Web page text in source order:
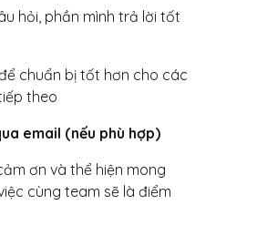
hỏi, phần mình trả lời tốt
chuẩn bị tốt hơn cho các
theo
email (nếu phù hợp)
ơn và thể hiện mong
cùng team sẽ là điểm